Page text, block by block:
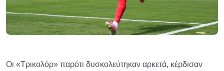
Οι «Τρικολόρ» παρότι δυσκολεύτηκαν αρκετά, κέρδισαν